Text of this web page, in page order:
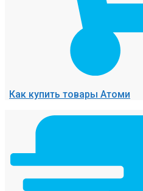
Как купить товары Атоми